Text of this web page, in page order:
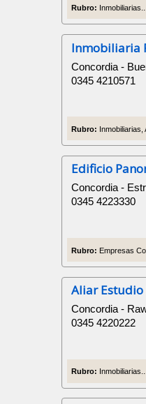
Rubro: Inmobiliarias...
Inmobiliaria
Concordia -
0345 4210571
Rubro: Inmobiliarias,
Edificio
Concordia -
0345 4223330
Rubro: Empresas
Aliar
Concordia -
0345 4220222
Rubro: Inmobiliarias...